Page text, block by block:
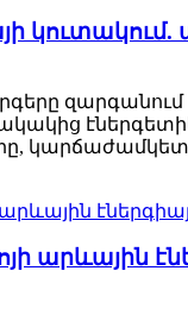
կուտակում.
զարգանում
կարճաժամկետ